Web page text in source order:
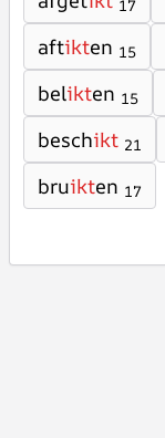
17
aftikten 15
belikten 15
beschikt 21
bruikten 17